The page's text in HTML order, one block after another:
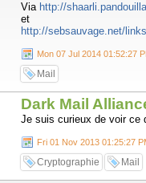
Via http://
et
http://sebsauvage.net/
Mon 07 Jul 2014 01:52:27
Mail
Dark Mail
Je suis curieux de voir ce
Fri 01 Nov 2013 01:25:27
Cryptographie Mail